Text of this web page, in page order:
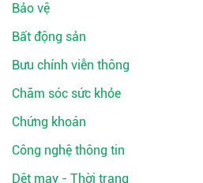
Bảo vệ
Bất động sản
Bưu chính viễn thông
Chăm sóc sức khỏe
Chứng khoán
Công nghệ thông tin
Dệt may - Thời trang